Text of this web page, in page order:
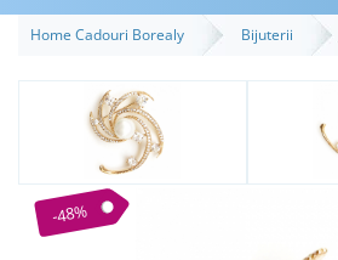
Bratari
Destinatari
Home Cadouri Borealy Bijuterii
-48%